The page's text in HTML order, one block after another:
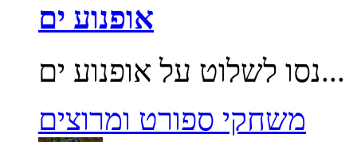
אופנוע ים
נסו לשלוט על אופנוע ים...
משחקי ספורט ומרוצים